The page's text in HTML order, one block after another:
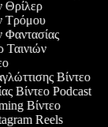
Θρίλερ
Τρόμου
Φαντασίας
Ταινιών
Βίντεο
Βίντεο Podcast
Βίντεο
Reels